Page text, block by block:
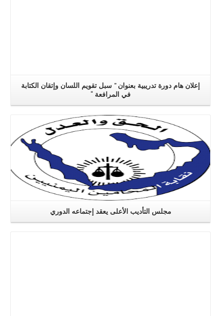
إعلان هام دورة تدريبية بعنوان ” سبل تقويم اللسان وإتقان الكتابة
في المرافعة “
مجلس التأديب الأعلى يعقد إجتماعه الدوري